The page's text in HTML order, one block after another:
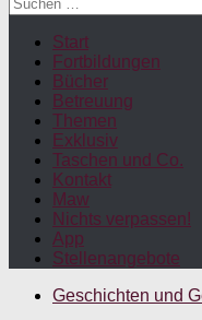
nach:
Start
Fortbildungen
Bücher
Betreuung
Themen
Exklusiv
Taschen und Co.
Kontakt
Maw
Nichts verpassen!
App
Stellenangebote
Geschichten und